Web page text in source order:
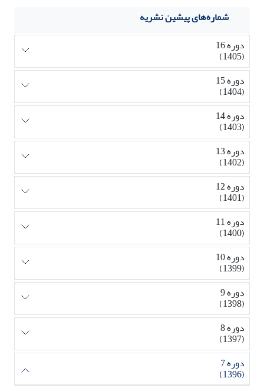
شماره‌های پیشین نشریه
دوره 16
(1405)
دوره 15
(1404)
دوره 14
(1403)
دوره 13
(1402)
دوره 12
(1401)
دوره 11
(1400)
دوره 10
(1399)
دوره 9
(1398)
دوره 8
(1397)
دوره 7
(1396)